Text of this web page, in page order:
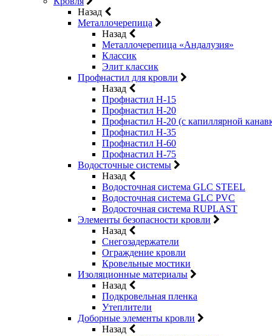
Назад
Металлочерепица
Назад
Металлочерепица «Андалузия»
Классик
Элит классик
Профнастил для кровли
Назад
Профнастил Н-15
Профнастил Н-20
Профнастил Н-20 (с капиллярной
Профнастил Н-35
Профнастил Н-60
Профнастил Н-75
Водосточные системы
Назад
Водосточная система GLC STEEL
Водосточная система GLC PVC
Водосточная система RUPLAST
Элементы безопасности кровли
Назад
Снегозадержатели
Ограждение кровли
Кровельные мостики
Изоляционные материалы
Назад
Подкровельная пленка
Утеплители
Доборные элементы кровли
Назад